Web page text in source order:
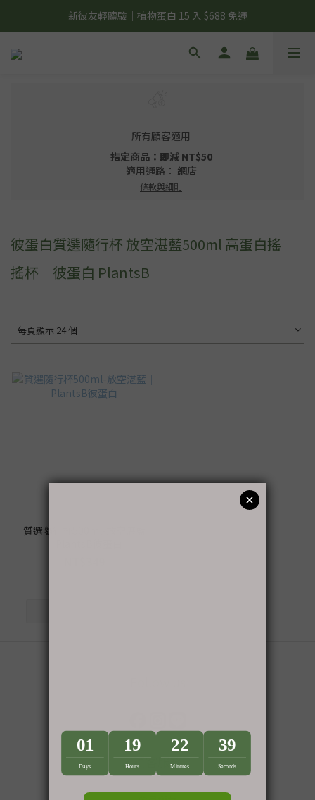
夏日輕補給｜500g 植物蛋白最低 $373 起
新彼友輕體驗｜植物蛋白 15 入 $688 免運
美力開肌｜滿 $1,488 贈美日肌酸 1 包
所有顧客適用
指定商品：即減 NT$50
適用通路： 網店
條款與細則
彼蛋白質選隨行杯 放空湛藍500ml 高蛋白搖
搖杯｜彼蛋白 PlantsB
每頁顯示 24 個
質選隨行杯500ml-放空湛藍
顧客服務